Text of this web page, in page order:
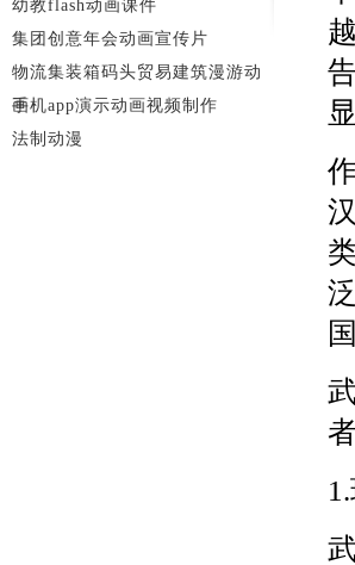
幼教flash动画课件
集团创意年会动画宣传片
物流集装箱码头贸易建筑漫游动
画
手机app演示动画视频制作
法制动漫